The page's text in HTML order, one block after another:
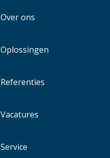
Over ons
Oplossingen
Referenties
Vacatures
Service